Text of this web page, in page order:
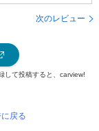
次のレビュー
して投稿すると、carview!
戻る